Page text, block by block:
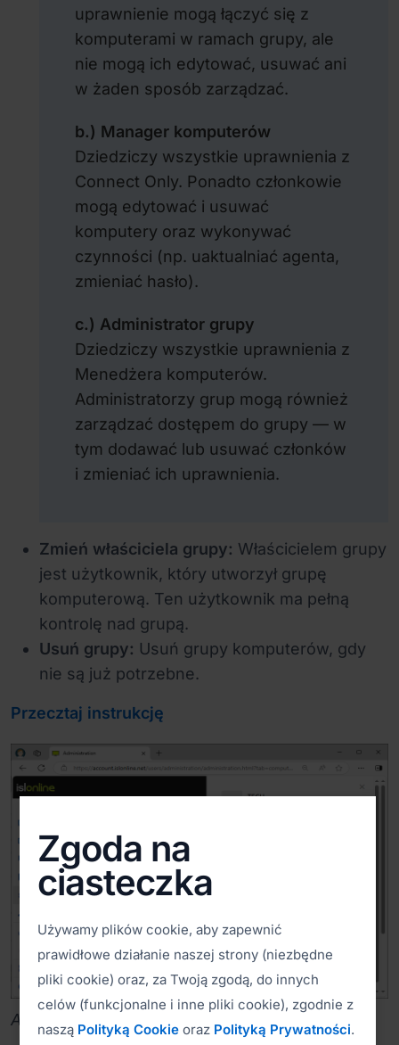
uprawnienie mogą łączyć się z
komputerami w ramach grupy, ale
nie mogą ich edytować, usuwać ani
w żaden sposób zarządzać.
b.) Manager komputerów
Dziedziczy wszystkie uprawnienia z
Connect Only. Ponadto członkowie
mogą edytować i usuwać
komputery oraz wykonywać
czynności (np. uaktualniać agenta,
zmieniać hasło).
c.) Administrator grupy
Dziedziczy wszystkie uprawnienia z
Menedżera komputerów.
Administratorzy grup mogą również
zarządzać dostępem do grupy — w
tym dodawać lub usuwać członków
i zmieniać ich uprawnienia.
Zmień właściciela grupy: Właścicielem grupy
jest użytkownik, który utworzył grupę
komputerową. Ten użytkownik ma pełną
kontrolę nad grupą.
Usuń grupy: Usuń grupy komputerów, gdy
nie są już potrzebne.
Przecztaj instrukcję
Administracja > grupy komputerów
Zgoda na
ciasteczka
Używamy plików cookie, aby zapewnić
prawidłowe działanie naszej strony (niezbędne
pliki cookie) oraz, za Twoją zgodą, do innych
celów (funkcjonalne i inne pliki cookie), zgodnie z
naszą Polityką Cookie oraz Polityką Prywatności.